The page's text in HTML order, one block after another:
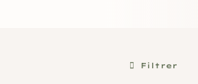
Filtrer